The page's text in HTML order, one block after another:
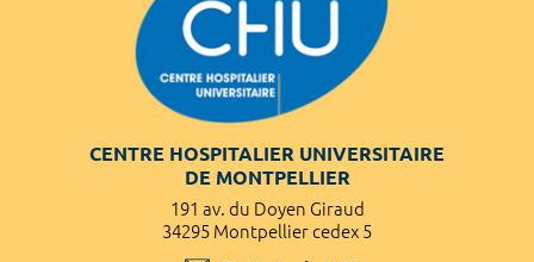
CENTRE HOSPITALIER UNIVERSITAIRE
DE MONTPELLIER
191 av. du Doyen Giraud
34295 Montpellier cedex 5